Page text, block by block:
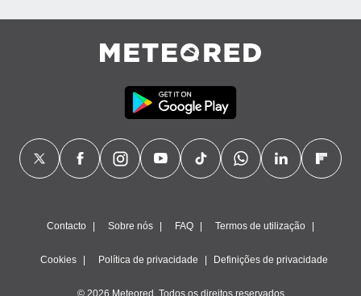
Contacto Sobre nós FAQ Termos de utilização
Cookies Política de privacidade Definições de privacidade
© 2026 Meteored. Todos os direitos reservados